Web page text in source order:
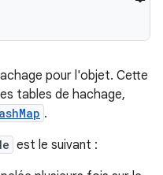
pour l'objet. Cette
tables de hachage,
.
est le suivant :